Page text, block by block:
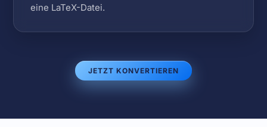
eine LaTeX-Datei.
JETZT KONVERTIEREN